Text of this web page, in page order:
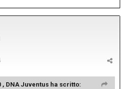
, DNA Juventus ha scritto: